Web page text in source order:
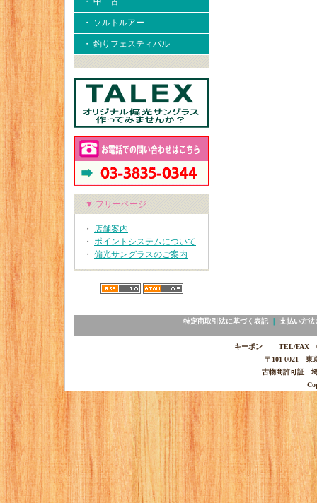
・ ソルトルアー
・ 釣りフェスティバル
▼ フリーページ
・ 店舗案内
・ ポイントシステムについて
・ 偏光サングラスのご案内
特定商取引法に基づく表記｜ 支払い方法
キーポン TEL/FAX
〒101-0021 東
古物商許可証